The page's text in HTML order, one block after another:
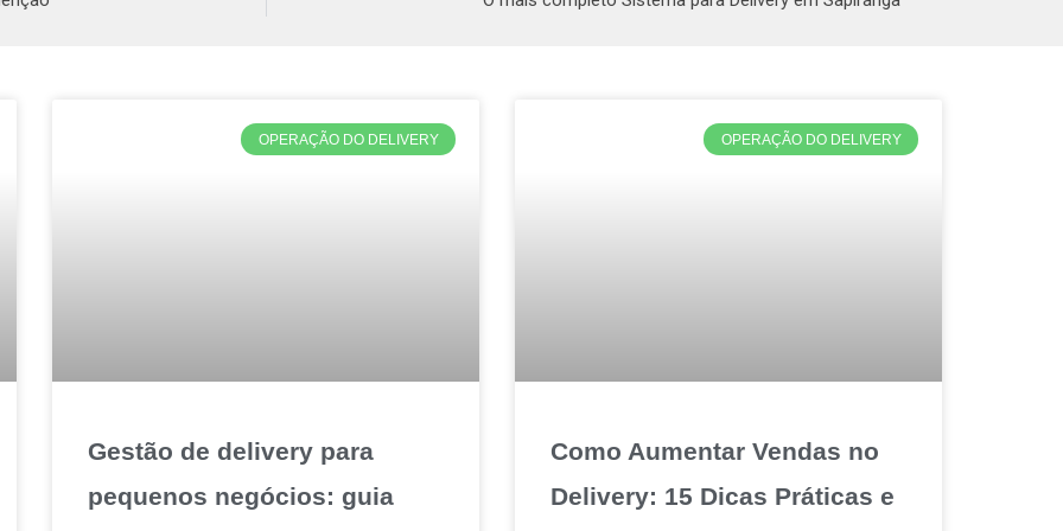
OPERAÇÃO DO DELIVERY
Gestão de delivery para
pequenos negócios: guia
OPERAÇÃO DO DELIVERY
Como Aumentar Vendas no
Delivery: 15 Dicas Práticas e